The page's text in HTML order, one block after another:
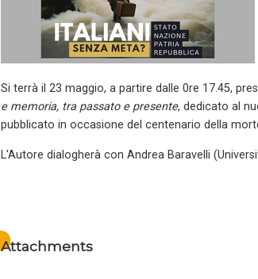
Si terrà il 23 maggio, a partire dalle 0re 17.45,
e memoria, tra passato e presente, dedicato al
pubblicato in occasione del centenario della
L'Autore dialogherà con Andrea Baravelli
Attachments